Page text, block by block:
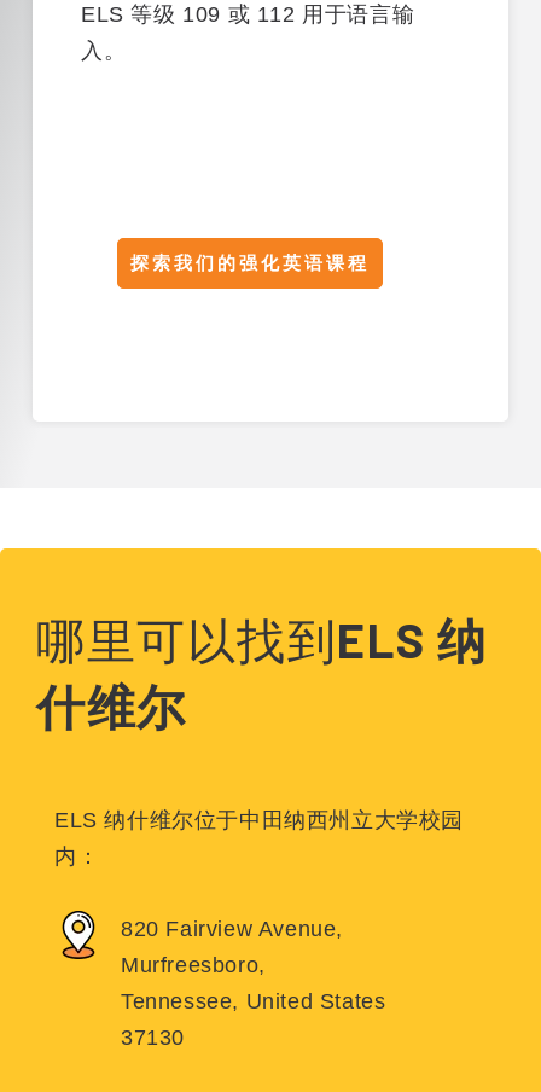
ELS 等级 109 或 112 用于语言输
入。
探索我们的强化英语课程
哪里可以找到ELS 纳
什维尔
ELS 纳什维尔位于中田纳西州立大学校园
内：
820 Fairview Avenue,
Murfreesboro,
Tennessee, United States
37130